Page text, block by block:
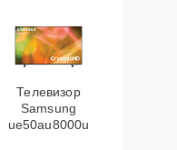
Телевизор
Samsung
ue50au8000u